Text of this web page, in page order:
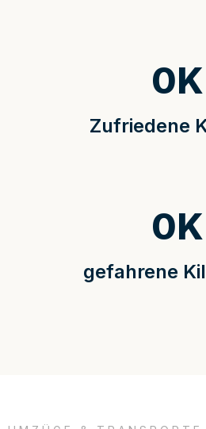
Zufriedene
0K
gefahrene
0K